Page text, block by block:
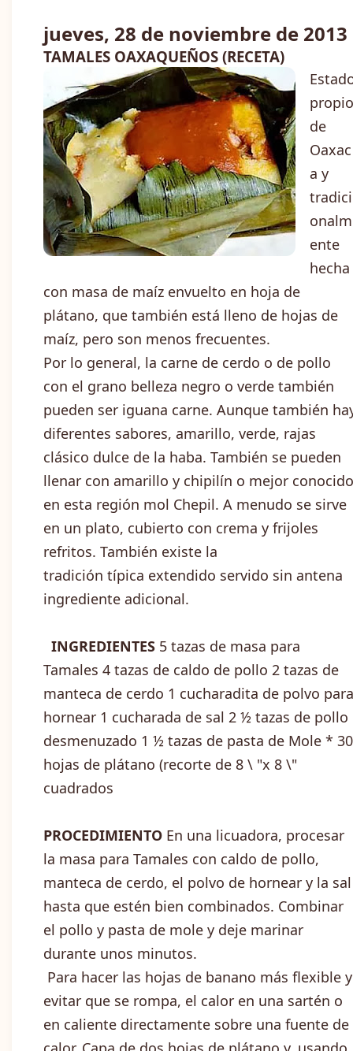
jueves, 28 de noviembre de 2013
TAMALES OAXAQUEÑOS (RECETA)
propio
de
Oaxac
a y
tradici
onalm
ente
hecha
con masa de maíz envuelto en hoja de
plátano, que también está lleno de hojas de
maíz, pero son menos frecuentes.
Por lo general, la carne de cerdo o de pollo
con el grano belleza negro o verde también
pueden ser iguana carne. Aunque también
diferentes sabores, amarillo, verde, rajas
clásico dulce de la haba. También se pueden
llenar con amarillo y chipilín o mejor conocido
en esta región mol Chepil. A menudo se sirve
en un plato, cubierto con crema y frijoles
refritos. También existe la
tradición típica extendido servido sin antena
ingrediente adicional.
INGREDIENTES 5 tazas de masa para
Tamales 4 tazas de caldo de pollo 2 tazas de
manteca de cerdo 1 cucharadita de polvo para
hornear 1 cucharada de sal 2 ½ tazas de pollo
desmenuzado 1 ½ tazas de pasta de Mole * 30
hojas de plátano (recorte de 8 \ "x 8 \"
cuadrados
PROCEDIMIENTO En una licuadora, procesar
la masa para Tamales con caldo de pollo,
manteca de cerdo, el polvo de hornear y la sal
hasta que estén bien combinados. Combinar
el pollo y pasta de mole y deje marinar
durante unos minutos.
Para hacer las hojas de banano más flexible y
evitar que se rompa, el calor en una sartén o
en caliente directamente sobre una fuente de